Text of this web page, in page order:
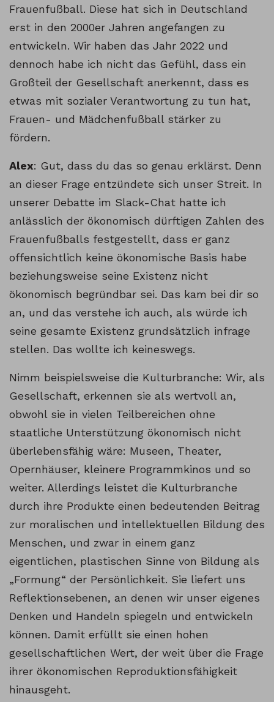
Frauenfußball. Diese hat sich in Deutschland
erst in den 2000er Jahren angefangen zu
entwickeln. Wir haben das Jahr 2022 und
dennoch habe ich nicht das Gefühl, dass ein
Großteil der Gesellschaft anerkennt, dass es
etwas mit sozialer Verantwortung zu tun hat,
Frauen- und Mädchenfußball stärker zu
fördern.
Alex: Gut, dass du das so genau erklärst. Denn
an dieser Frage entzündete sich unser Streit. In
unserer Debatte im Slack-Chat hatte ich
anlässlich der ökonomisch dürftigen Zahlen des
Frauenfußballs festgestellt, dass er ganz
offensichtlich keine ökonomische Basis habe
beziehungsweise seine Existenz nicht
ökonomisch begründbar sei. Das kam bei dir so
an, und das verstehe ich auch, als würde ich
seine gesamte Existenz grundsätzlich infrage
stellen. Das wollte ich keineswegs.
Nimm beispielsweise die Kulturbranche: Wir, als
Gesellschaft, erkennen sie als wertvoll an,
obwohl sie in vielen Teilbereichen ohne
staatliche Unterstützung ökonomisch nicht
überlebensfähig wäre: Museen, Theater,
Opernhäuser, kleinere Programmkinos und so
weiter. Allerdings leistet die Kulturbranche
durch ihre Produkte einen bedeutenden Beitrag
zur moralischen und intellektuellen Bildung des
Menschen, und zwar in einem ganz
eigentlichen, plastischen Sinne von Bildung als
„Formung“ der Persönlichkeit. Sie liefert uns
Reflektionsebenen, an denen wir unser eigenes
Denken und Handeln spiegeln und entwickeln
können. Damit erfüllt sie einen hohen
gesellschaftlichen Wert, der weit über die Frage
ihrer ökonomischen Reproduktionsfähigkeit
hinausgeht.